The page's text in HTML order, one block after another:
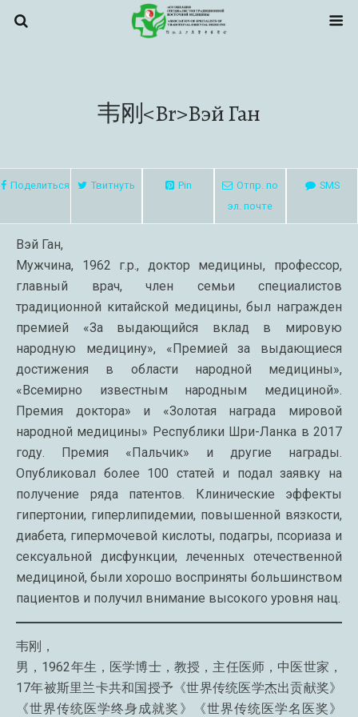
韦刚<br>Вэй Ган
Поделиться Твитнуть Pin
Отпр. по
эл. почте
SMS
Вэй Ган,
Мужчина, 1962 г.р., доктор медицины, профессор,
главный врач, член семьи специалистов
традиционной китайской медицины, был награжден
премией «За выдающийся вклад в мировую
народную медицину», «Премией за выдающиеся
достижения в области народной медицины»,
«Всемирно известным народным медициной».
Премия доктора» и «Золотая награда мировой
народной медицины» Республики Шри-Ланка в 2017
году. Премия «Пальчик» и другие награды.
Опубликовал более 100 статей и подал заявку на
получение ряда патентов. Клинические эффекты
гипертонии, гиперлипидемии, повышенной вязкости,
диабета, гипермочевой кислоты, подагры, псориаза и
сексуальной дисфункции, леченных отечественной
медициной, были хорошо восприняты большинством
пациентов и получил внимание высокого уровня нац.
韦刚，
男，1962年生，医学博士，教授，主任医师，中医世家，
17年被斯里兰卡共和国授予《世界传统医学杰出贡献奖》
《世界传统医学终身成就奖》《世界传统医学名医奖》